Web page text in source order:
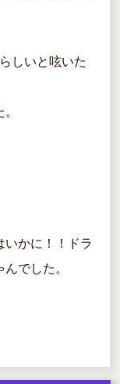
しいと呟いた
いかに！！ドラ
でした。